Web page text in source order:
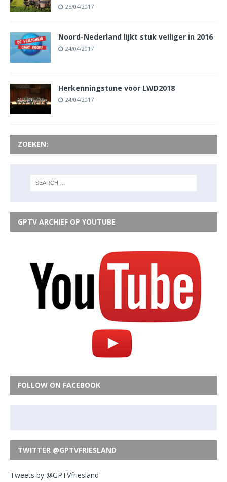
25/04/2017
Noord-Nederland lijkt stuk veiliger in 2016
24/04/2017
Herkenningstune voor LWD2018
24/04/2017
ZOEKEN:
GPTV ARCHIEF OP YOUTUBE
FOLLOW ON FACEBOOK
TWITTER @GPTVFRIESLAND
Tweets by @GPTVfriesland